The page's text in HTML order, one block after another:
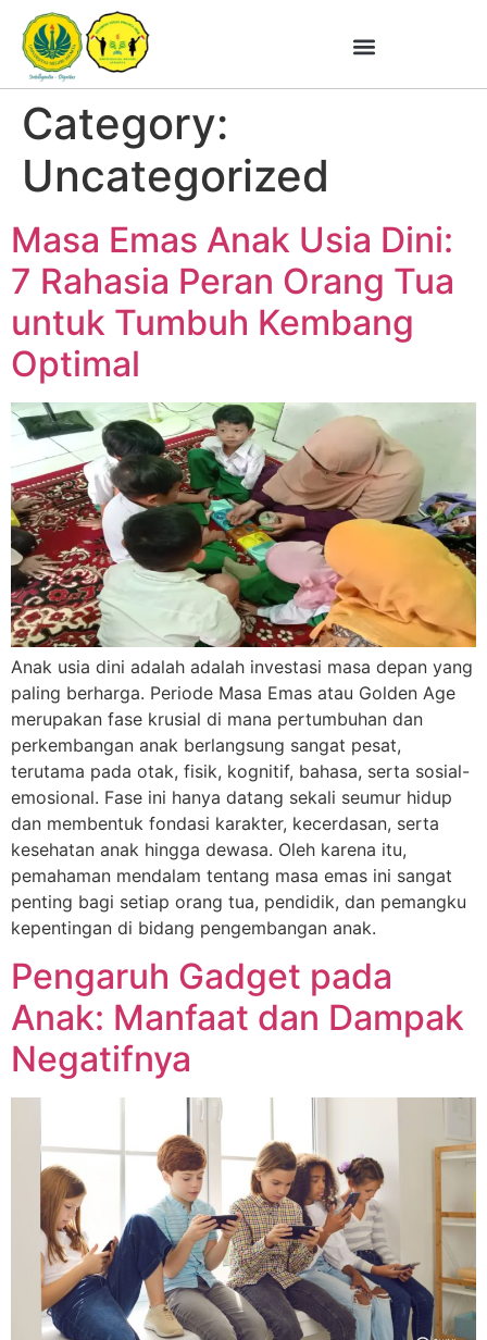
Category:
Uncategorized
Masa Emas Anak Usia Dini:
7 Rahasia Peran Orang Tua
untuk Tumbuh Kembang
Optimal
Anak usia dini adalah adalah investasi masa depan yang
paling berharga. Periode Masa Emas atau Golden Age
merupakan fase krusial di mana pertumbuhan dan
perkembangan anak berlangsung sangat pesat,
terutama pada otak, fisik, kognitif, bahasa, serta sosial-
emosional. Fase ini hanya datang sekali seumur hidup
dan membentuk fondasi karakter, kecerdasan, serta
kesehatan anak hingga dewasa. Oleh karena itu,
pemahaman mendalam tentang masa emas ini sangat
penting bagi setiap orang tua, pendidik, dan pemangku
kepentingan di bidang pengembangan anak.
Pengaruh Gadget pada
Anak: Manfaat dan Dampak
Negatifnya